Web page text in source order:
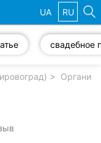
UA RU